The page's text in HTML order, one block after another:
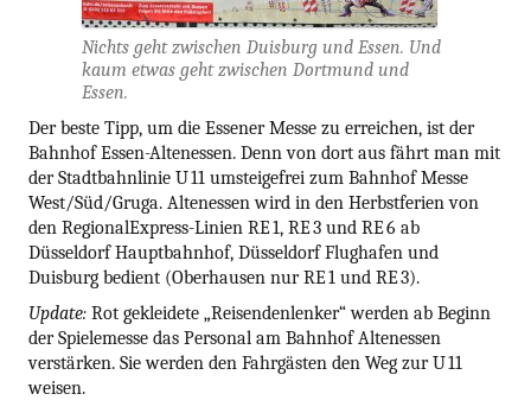
Nichts geht zwischen Duisburg und Essen. Und
kaum etwas geht zwischen Dortmund und
Essen.
Der beste Tipp, um die Essener Messe zu erreichen, ist der
Bahnhof Essen-Altenessen. Denn von dort aus fährt man mit
der Stadtbahnlinie U 11 umsteigefrei zum Bahnhof Messe
West/Süd/Gruga. Altenessen wird in den Herbstferien von
den RegionalExpress-Linien RE 1, RE 3 und RE 6 ab
Düsseldorf Hauptbahnhof, Düsseldorf Flughafen und
Duisburg bedient (Oberhausen nur RE 1 und RE 3).
Update: Rot gekleidete „Reisendenlenker“ werden ab Beginn
der Spielemesse das Personal am Bahnhof Altenessen
verstärken. Sie werden den Fahrgästen den Weg zur U 11
weisen.